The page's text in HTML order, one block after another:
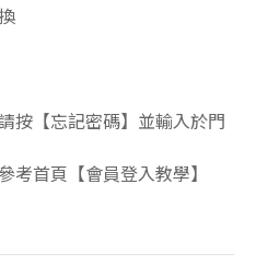
按【忘記密碼】並輸入於門
考首頁【會員登入教學】